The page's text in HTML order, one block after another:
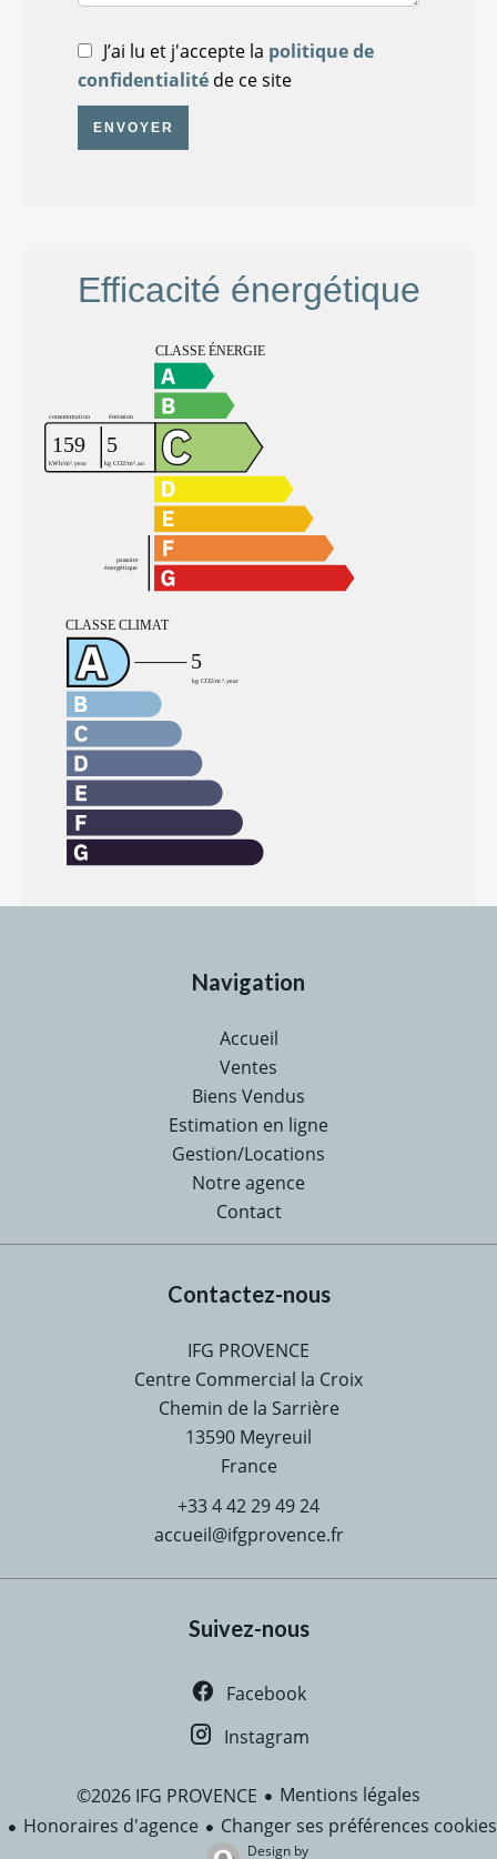
J’ai lu et j'accepte la politique de
confidentialité de ce site
ENVOYER
Efficacité énergétique
Navigation
Accueil
Ventes
Biens Vendus
Estimation en ligne
Gestion/Locations
Notre agence
Contact
Contactez-nous
IFG PROVENCE
Centre Commercial la Croix
Chemin de la Sarrière
13590 Meyreuil
France
+33 4 42 29 49 24
accueil@ifgprovence.fr
Suivez-nous
Facebook
Instagram
©2026 IFG PROVENCE
Mentions légales
Honoraires d'agence
Changer ses préférences cookies
Design by